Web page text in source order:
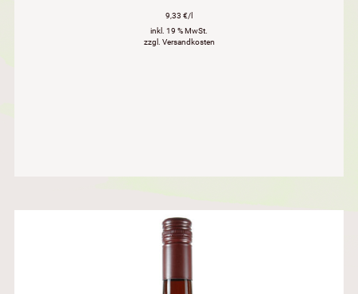
9,33 €/l
inkl. 19 % MwSt.
zzgl. Versandkosten